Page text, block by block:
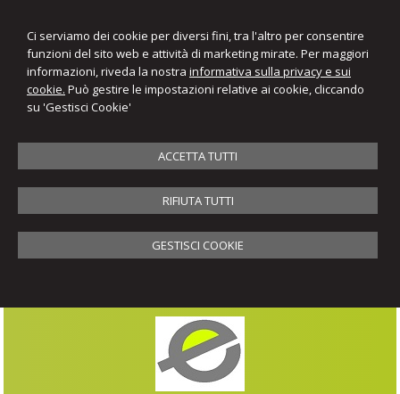
Ci serviamo dei cookie per diversi fini, tra l'altro per consentire
funzioni del sito web e attività di marketing mirate. Per maggiori
informazioni, riveda la nostra informativa sulla privacy e sui
cookie. Può gestire le impostazioni relative ai cookie, cliccando
su 'Gestisci Cookie'
ACCETTA TUTTI
RIFIUTA TUTTI
GESTISCI COOKIE